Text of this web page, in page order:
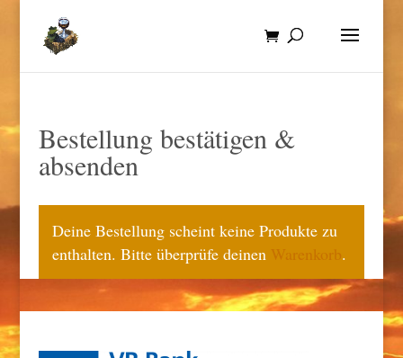
Bestellung bestätigen &
absenden
Deine Bestellung scheint keine Produkte zu
enthalten. Bitte überprüfe deinen Warenkorb.